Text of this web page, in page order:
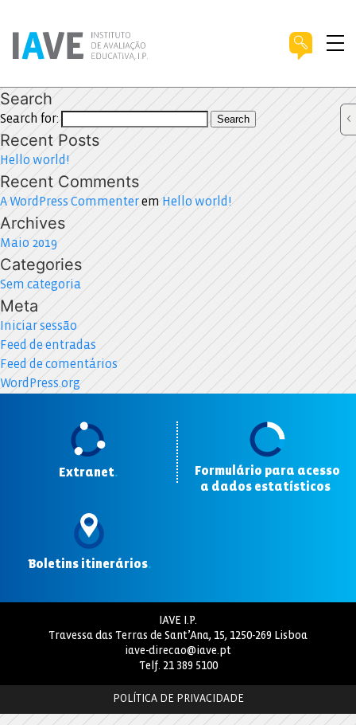
Search
Search for: Search
Recent Posts
Hello world!
Recent Comments
A WordPress Commenterem Hello world!
Archives
Maio 2019
Categories
Sem categoria
Meta
Iniciar sessão
Feed de entradas
Feed de comentários
WordPress.org
Extranet.
Formulário para acesso
a dados estatísticos
Boletins itinerários.
IAVE I.P.
Travessa das Terras de Sant’Ana, 15, 1250-269 Lisboa
iave-direcao@iave.pt
Telf. 21 389 5100
POLÍTICA DE PRIVACIDADE